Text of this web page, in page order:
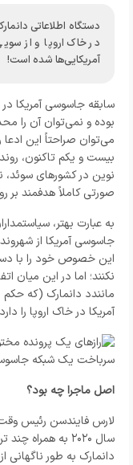
دستگاه اطلاعاتی
در خاک اروپا و از
آمریکایی‌ها شده است!
سابقه جاسوسی آمریکا
بوده و نمی‌توان آن را
می‌توان صراحتاً این
بیست و یکم تاکنون،
نوین در کشورهای سوئد،
صورتی کاملاً هدفمند بر
به عبارت بهتر،
جاسوسی آمریکا از
این خصوص خود را با
نکنند؛ اما در این میان
مانندد دانمارک (که
آمریکا در خاک اروپا را
اصل ماجرا چه بود؟
لارس فایندسن رئیس
سال ۲۰۲۰ به
دانمارک به طور